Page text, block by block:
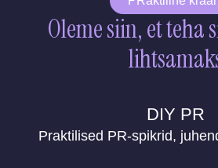
Oleme siin, et teha
DIY PR
Praktilised PR-spikrid,